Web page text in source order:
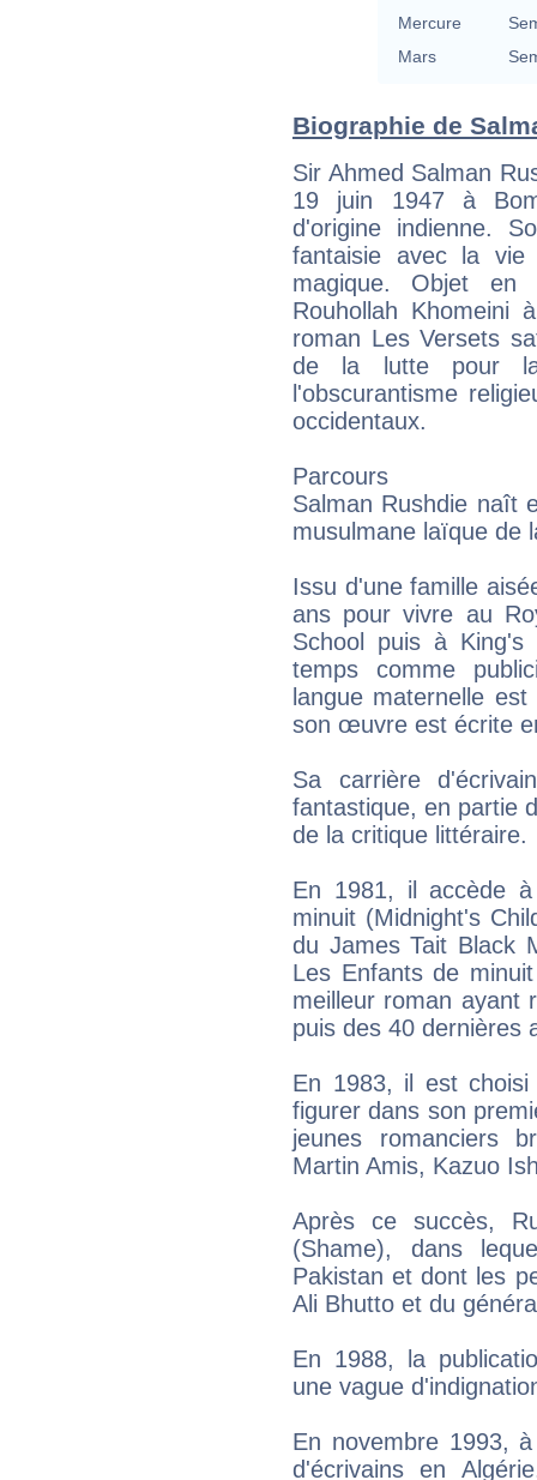
Mercure
Mars
Biographie de
Sir Ahmed Salman
19 juin 1947 à
d'origine indienne.
fantaisie avec la
magique. Objet en
Rouhollah Khomeini
roman Les Versets
de la lutte pour la
l'obscurantisme
occidentaux.
Parcours
Salman Rushdie naît
musulmane laïque de
Issu d'une famille
ans pour vivre au
School puis à King's
temps comme
langue maternelle
son œuvre est écrite
Sa carrière
fantastique, en partie
de la critique littéraire.
En 1981, il accède
minuit (Midnight's
du James Tait Black
Les Enfants de
meilleur roman ayant
puis des 40 dernières
En 1983, il est
figurer dans son
jeunes romanciers
Martin Amis, Kazuo
Après ce succès,
(Shame), dans
Pakistan et dont les
Ali Bhutto et du
En 1988, la
une vague
En novembre 1993,
d'écrivains en